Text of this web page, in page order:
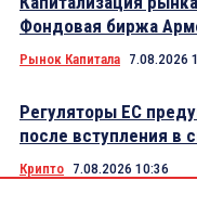
Фондовая биржа
Рынок Капитала 7.08.2026
Регуляторы ЕС
после вступления в
Крипто 7.08.2026 10:36